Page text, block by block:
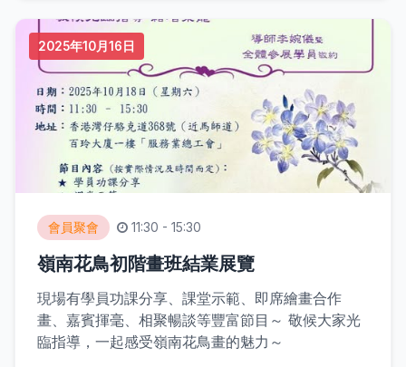
2025年10月16日
會員聚會 11:30 - 15:30
嶺南花鳥初階畫班結業展覽
現場有學員功課分享、課堂示範、即席繪畫合作
畫、嘉賓揮毫、相聚暢談等豐富節目～ 敬候大家光
臨指導，一起感受嶺南花鳥畫的魅力～